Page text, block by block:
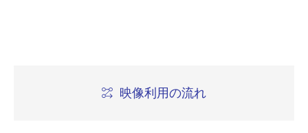
映像利用の流れ